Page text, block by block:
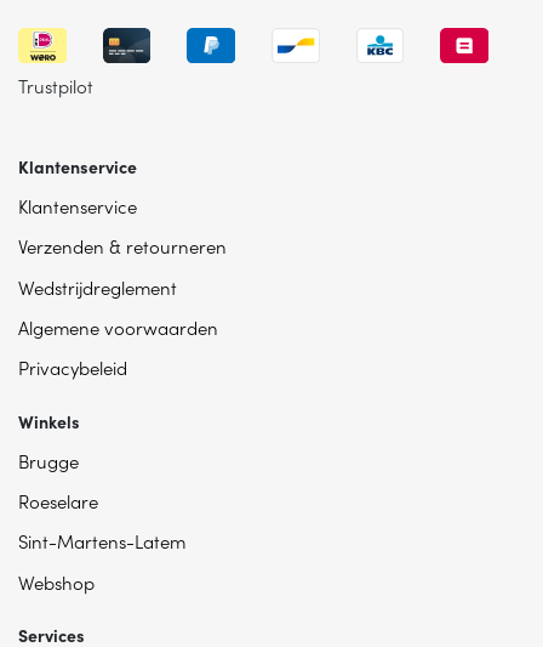
Trustpilot
Klantenservice
Klantenservice
Verzenden & retourneren
Wedstrijdreglement
Algemene voorwaarden
Privacybeleid
Winkels
Brugge
Roeselare
Sint-Martens-Latem
Webshop
Services